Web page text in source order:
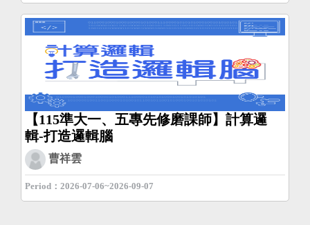
【115準大一、五專先修磨課師】計算邏
輯-打造邏輯腦
曹祥雲
Period：2026-07-06~2026-09-07